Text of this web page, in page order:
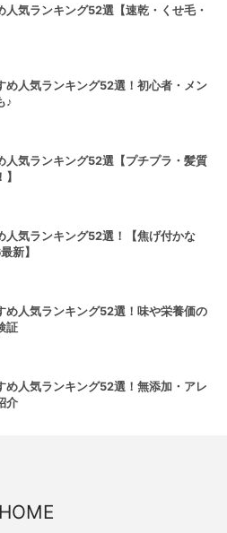
人気ランキング52選【速乾・くせ毛・
め人気ランキング52選！初心者・メン
♪
人気ランキング52選【プチプラ・髪質
人気ランキング52選！【焦げ付かな
新】
め人気ランキング52選！味や栄養価の
証
め人気ランキング52選！無添加・アレ
介
HOME